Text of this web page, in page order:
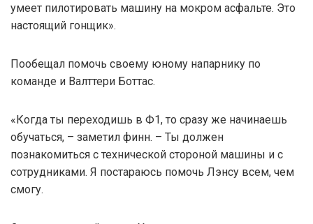
умеет пилотировать машину на мокром асфальте. Это
настоящий гонщик».
Пообещал помочь своему юному напарнику по
команде и Валттери Боттас.
«Когда ты переходишь в Ф1, то сразу же начинаешь
обучаться, – заметил финн. – Ты должен
познакомиться с технической стороной машины и с
сотрудниками. Я постараюсь помочь Лэнсу всем, чем
смогу.